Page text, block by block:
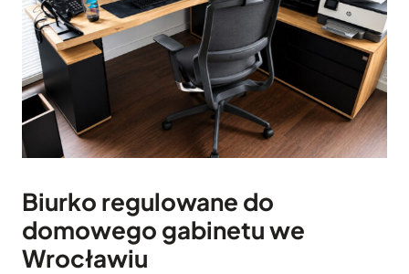
Biurko regulowane do
domowego gabinetu we
Wrocławiu